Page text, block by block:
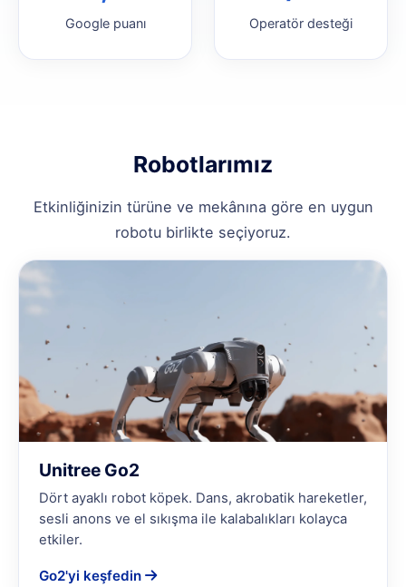
Google puanı Operatör desteği
Robotlarımız
Etkinliğinizin türüne ve mekânına göre en uygun
robotu birlikte seçiyoruz.
Unitree Go2
Dört ayaklı robot köpek. Dans, akrobatik hareketler,
sesli anons ve el sıkışma ile kalabalıkları kolayca
etkiler.
Go2'yi keşfedin